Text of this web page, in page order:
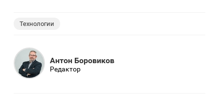
Технологии
Антон Боровиков
Редактор